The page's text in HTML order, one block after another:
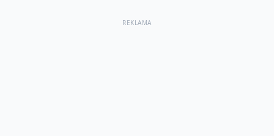
REKLAMA